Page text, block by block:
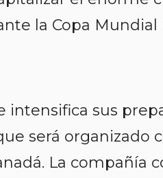
la Copa Mundial
intensifica sus
será
La compañía